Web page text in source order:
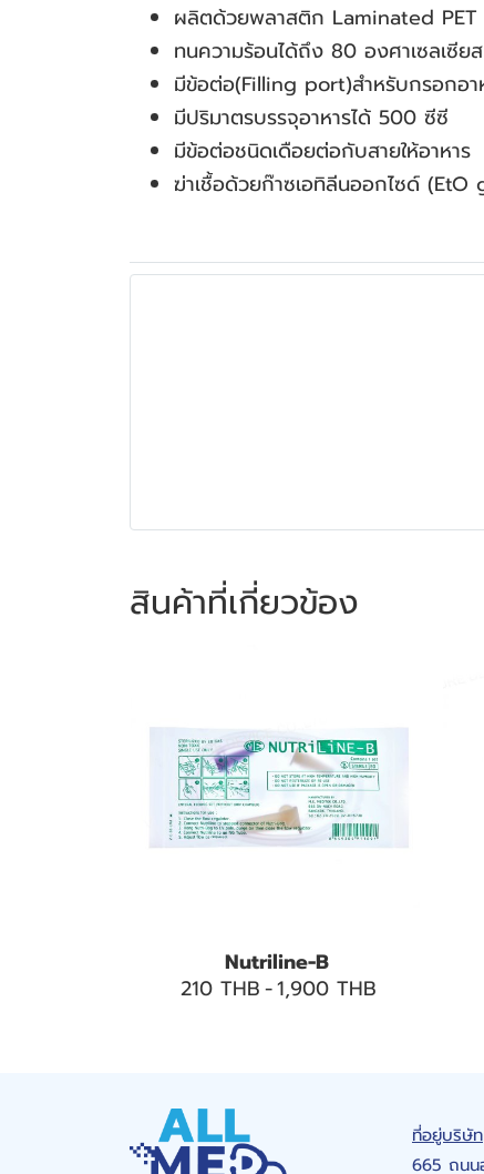
ผลิตด้วยพลาสติก Laminated PET
ทนความร้อนได้ถึง 80 องศาเซลเซียส
มีข้อต่อ(Filling port)สำหรับกรอกอ
มีปริมาตรบรรจุอาหารได้ 500 ซีซี
มีข้อต่อชนิดเดือยต่อกับสายให้อาหาร
ฆ่าเชื้อด้วยก๊าซเอทิลีนออกไซด์ (EtO
สินค้าที่เกี่ยวข้อง
Nutriline-B
210 THB-1,900 THB
ที่อยู่บริษัท
665 ถนน